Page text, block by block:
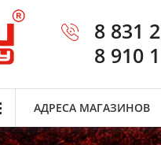
8 831
8 910
АДРЕСА МАГАЗИНОВ